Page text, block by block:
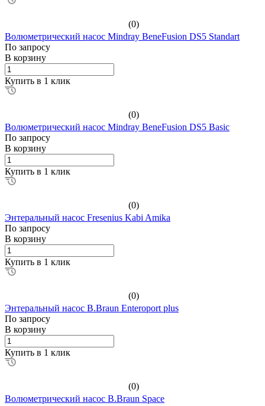
(0)
Волюметрический насос Mindray BeneFusion DS5 Standart
По запросу
В корзину
Купить в 1 клик
(0)
Волюметрический насос Mindray BeneFusion DS5 Basic
По запросу
В корзину
Купить в 1 клик
(0)
Энтеральный насос Fresenius Kabi Amika
По запросу
В корзину
Купить в 1 клик
(0)
Энтеральный насос B.Braun Enteroport plus
По запросу
В корзину
Купить в 1 клик
(0)
Волюметрический насос B.Braun Space